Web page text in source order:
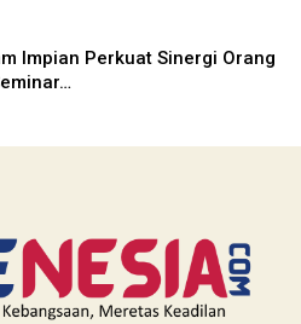
Impian Perkuat Sinergi Orang